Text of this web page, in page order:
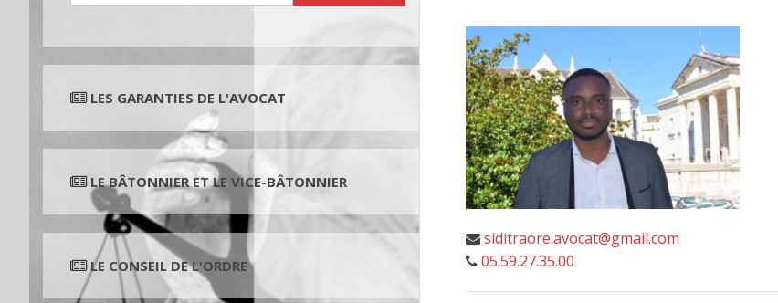
LES GARANTIES DE L'AVOCAT
LE BÂTONNIER ET LE VICE-BÂTONNIER
LE CONSEIL DE L'ORDRE
siditraore.avocat@gmail.com
05.59.27.35.00